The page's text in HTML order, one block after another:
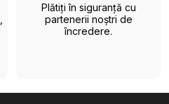
Plătiți în siguranță cu
partenerii noștri de
încredere.